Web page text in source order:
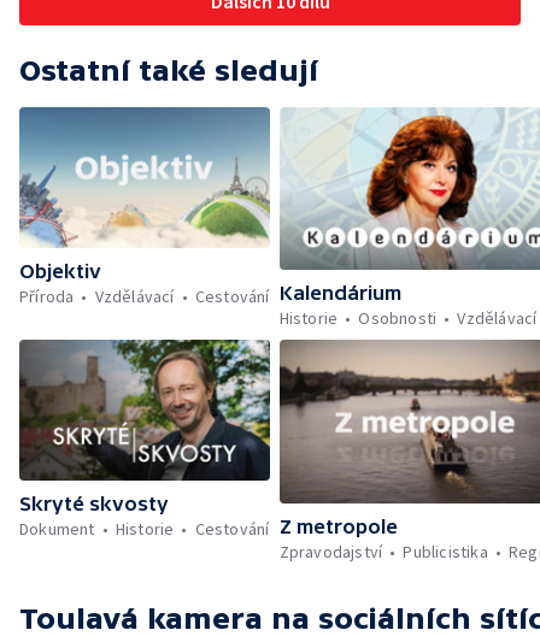
Ostatní také sledují
Objektiv
Příroda
Vzdělávací Cestování Kalendárium
Historie
Osobnosti Vzdělávací
Skryté skvosty
Dokument
Historie Cestování Z metropole
Zpravodajství
Publicistika
Toulavá kamera na sociálních